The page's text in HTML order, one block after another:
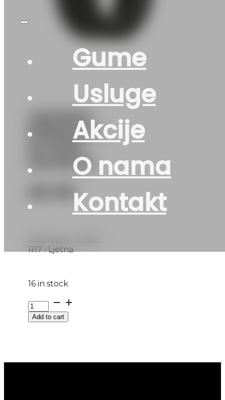
Gume
Usluge
Akcije
O nama
Kontakt
235/55R17
PRIMACY-5
MICHELIN
KM
R17 • Ljetna
16 in stock
235/55R17
PRIMACY-
5Add to cart